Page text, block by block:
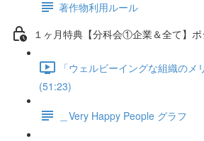
著作物利用ルール
１ヶ月特典【分科会①企業＆全て】
「ウェルビーイングな組織のメ
(51:23)
＿Very Happy People グラフ